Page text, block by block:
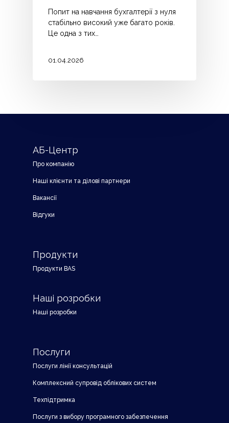
Попит на навчання бухгалтерії з нуля
стабільно високий уже багато років.
Це одна з тих…
01.04.2026
АБ-Центр
Про компанію
Наші клієнти та ділові партнери
Вакансії
Відгуки
Продукти
Продукти BAS
Наші розробки
Наші розробки
Послуги
Послуги лінії консультацій
Комплексний супровід облікових систем
Техпідтримка
Послуги з вибору програмного забезпечення